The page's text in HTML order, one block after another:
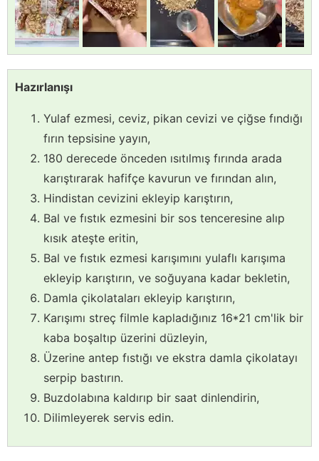
Hazırlanışı
Yulaf ezmesi, ceviz, pikan cevizi ve çiğse fındığı
fırın tepsisine yayın,
180 derecede önceden ısıtılmış fırında arada
karıştırarak hafifçe kavurun ve fırından alın,
Hindistan cevizini ekleyip karıştırın,
Bal ve fıstık ezmesini bir sos tenceresine alıp
kısık ateşte eritin,
Bal ve fıstık ezmesi karışımını yulaflı karışıma
ekleyip karıştırın, ve soğuyana kadar bekletin,
Damla çikolataları ekleyip karıştırın,
Karışımı streç filmle kapladığınız 16*21 cm'lik bir
kaba boşaltıp üzerini düzleyin,
Üzerine antep fıstığı ve ekstra damla çikolatayı
serpip bastırın.
Buzdolabına kaldırıp bir saat dinlendirin,
Dilimleyerek servis edin.